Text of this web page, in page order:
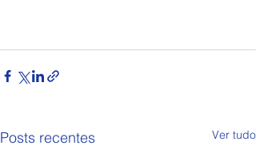
Posts recentes Ver tudo